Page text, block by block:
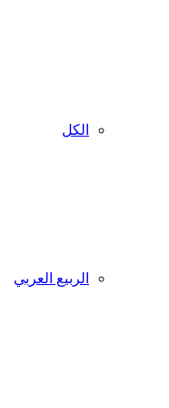
الكل
الربيع العربي